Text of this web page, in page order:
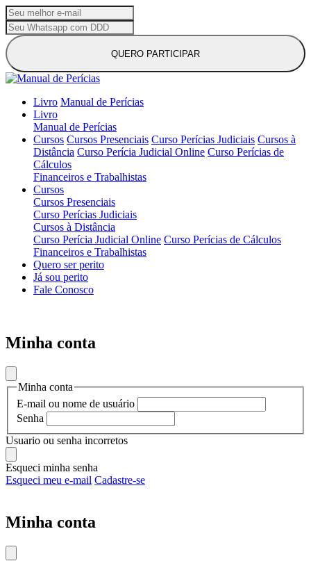
QUERO PARTICIPAR
Livro Manual de Perícias
Livro
Manual de Perícias
Cursos Cursos Presenciais Curso Perícias Judiciais Cursos à
Distância Curso Perícia Judicial Online Curso Perícias de
Cálculos
Financeiros e Trabalhistas
Cursos
Cursos Presenciais
Curso Perícias Judiciais
Cursos à Distância
Curso Perícia Judicial Online Curso Perícias de Cálculos
Financeiros e Trabalhistas
Quero ser perito
Já sou perito
Fale Conosco
Minha conta
Minha conta
E-mail ou nome de usuário
Senha
Usuario ou senha incorretos
Esqueci minha senha
Esqueci meu e-mail Cadastre-se
Minha conta